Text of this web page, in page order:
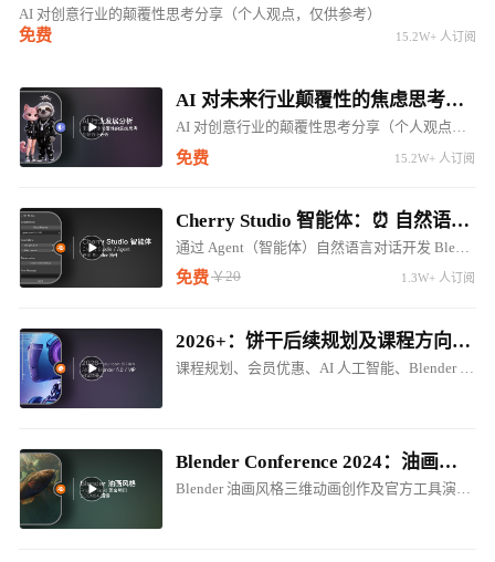
AI 对创意行业的颠覆性思考分享（个人观点，仅供参考）
免费 15.2W+ 人订阅
AI 对未来行业颠覆性的焦虑思考（CG 行业）
AI 对创意行业的颠覆性思考分享（个人观点，仅供参考）
免费 15.2W+ 人订阅
Cherry Studio 智能体：⏰ 自然语言对话开发 Blender LLM 插件 ⚠️⚠️⚠️
通过 Agent（智能体）自然语言对话开发 Blender 调用 LM Studio 对话插件
免费￥20 1.3W+ 人订阅
2026+：饼干后续规划及课程方向调整（内含惊喜内容...）
课程规划、会员优惠、AI 人工智能、Blender 5.0
Blender Conference 2024：油画风格电影制作创作分享
Blender 油画风格三维动画创作及官方工具演讲！